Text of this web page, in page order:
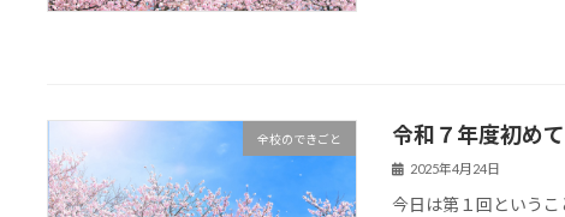
全校のできごと 令和７年度初め
2025年4月24日
今日は第１回という